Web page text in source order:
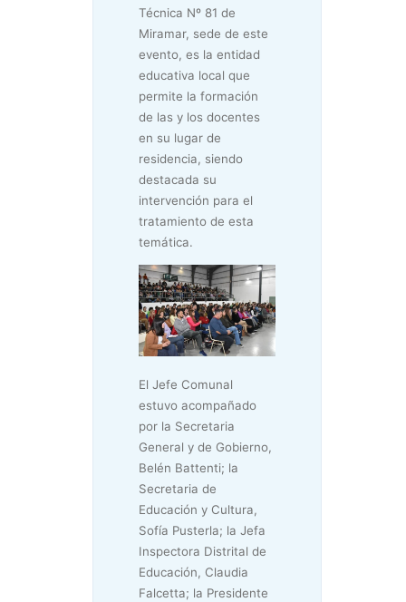
Técnica Nº 81 de
Miramar, sede de este
evento, es la entidad
educativa local que
permite la formación
de las y los docentes
en su lugar de
residencia, siendo
destacada su
intervención para el
tratamiento de esta
temática.
El Jefe Comunal
estuvo acompañado
por la Secretaria
General y de Gobierno,
Belén Battenti; la
Secretaria de
Educación y Cultura,
Sofía Pusterla; la Jefa
Inspectora Distrital de
Educación, Claudia
Falcetta; la Presidente